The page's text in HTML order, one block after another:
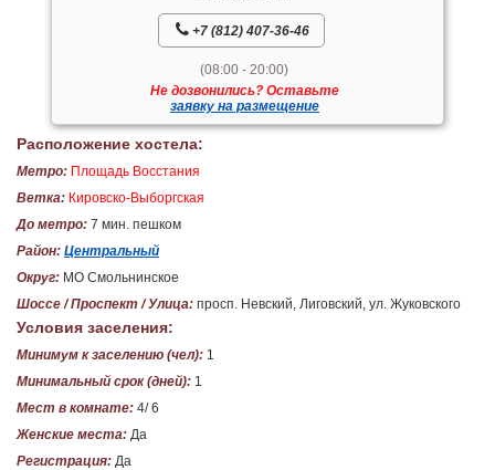
+7 (812) 407-36-46
(08:00 - 20:00)
Не дозвонились? Оставьте
заявку на размещение
Расположение хостела:
Метро: Площадь Восстания
Ветка: Кировско-Выборгская
До метро: 7 мин. пешком
Район: Центральный
Округ: МО Смольнинское
Шоссе / Проспект / Улица: просп. Невский, Лиговский, ул. Жуковского
Условия заселения:
Минимум к заселению (чел): 1
Минимальный срок (дней): 1
Мест в комнате: 4/ 6
Женские места: Да
Регистрация: Да